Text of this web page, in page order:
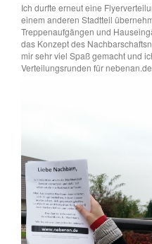
Ich durfte erneut eine
einem anderen Stadtteil
Treppenaufgängen und
das Konzept des
mir sehr viel Spaß gemacht und
Verteilungsrunden für